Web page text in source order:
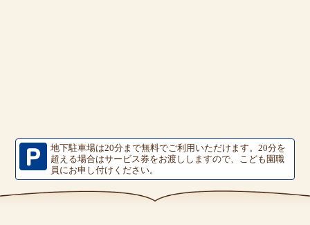
地下駐車場は20分まで無料でご利用いただけます。20分を
超える場合はサービス券をお渡ししますので、こども園職
員にお申し付けください。